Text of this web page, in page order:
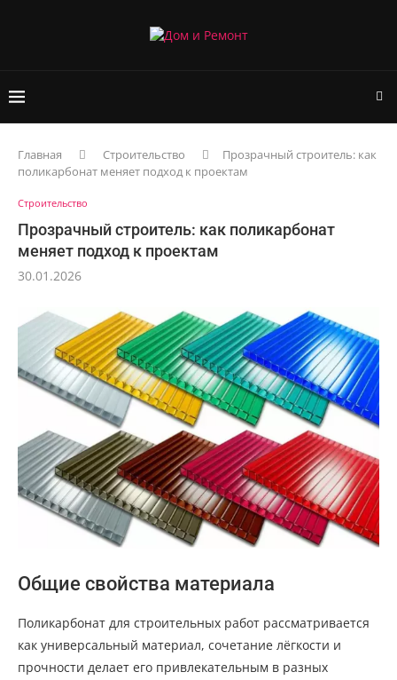
Главная Строительство
Прозрачный строитель: как
поликарбонат меняет подход к проектам
Строительство
Прозрачный строитель: как поликарбонат
меняет подход к проектам
30.01.2026
Общие свойства материала
Поликарбонат для строительных работ рассматривается
как универсальный материал, сочетание лёгкости и
прочности делает его привлекательным в разных